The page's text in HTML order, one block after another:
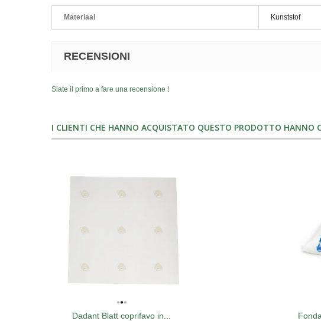
Materiaal Kunststof
RECENSIONI
Siate il primo a fare una recensione !
I CLIENTI CHE HANNO ACQUISTATO QUESTO PRODOTTO HANNO
Dadant Blatt coprifavo in...